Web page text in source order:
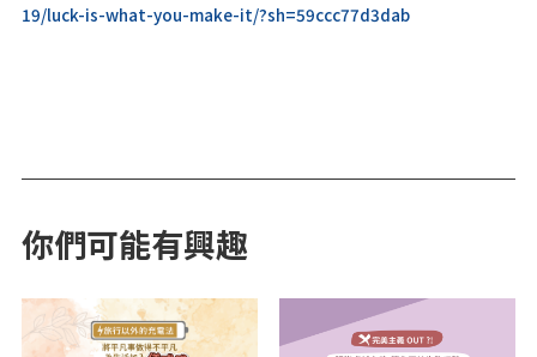
19/luck-is-what-you-make-it/?sh=59ccc77d3dab
你們可能有興趣